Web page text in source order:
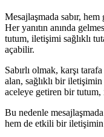
Mesajlaşmada sabır,
Her yanıtın anında
tutum, iletişimi sağlıklı
açabilir.
Sabırlı olmak, karşı
alan, sağlıklı bir
aceleye getiren bir tutum,
Bu nedenle mesajlaşmada
hem de etkili bir iletişimin